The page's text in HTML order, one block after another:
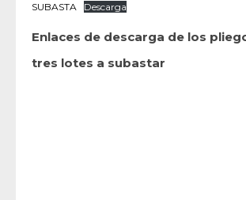
SUBASTA Descarga
Enlaces de descarga de los
tres lotes a subastar